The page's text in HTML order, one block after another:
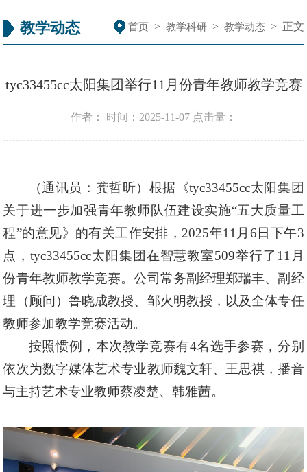
教学动态 首页 > 教学科研 > 教学动态 > 正文
tyc33455cc太阳集团举行11月份青年教师教学竞赛
作者： 时间：2025-11-07 点击量：
（通讯员：龚哲昕）根据《tyc33455cc太阳集团
关于进一步加强青年教师队伍建设实施“五大质量工
程”的意见》的有关工作安排，2025年11月6日下午3
点，tyc33455cc太阳集团在智慧教室509举行了11月
份青年教师教学竞赛。公司常务副经理郑瑞丰、副经
理（顾问）鲁晓成教授、邹火明教授，以及全体专任
教师参加教学竞赛活动。
按照惯例，本次教学竞赛有4名选手参赛，分别
依次为数字媒体艺术专业教师魏文轩、王思祺，播音
与主持艺术专业教师蔡凌楚、韩雅茜。